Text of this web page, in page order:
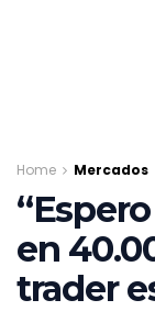
Home Mercados
en
trader